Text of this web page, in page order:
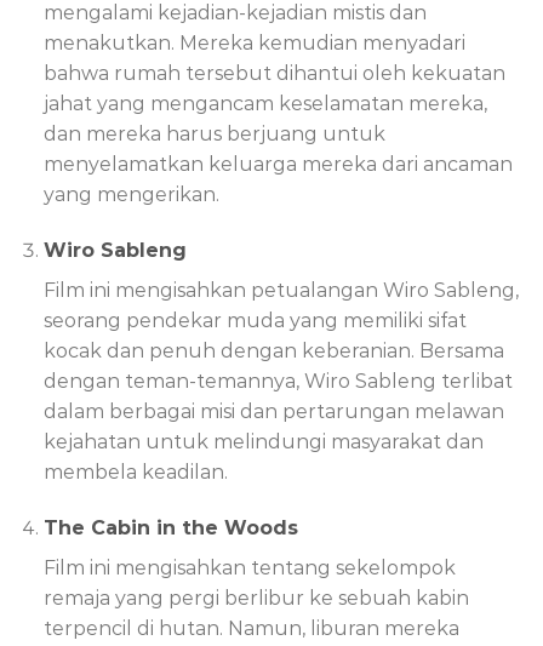
mengalami kejadian-kejadian mistis dan
menakutkan. Mereka kemudian menyadari
bahwa rumah tersebut dihantui oleh kekuatan
jahat yang mengancam keselamatan mereka,
dan mereka harus berjuang untuk
menyelamatkan keluarga mereka dari ancaman
yang mengerikan.
Wiro Sableng
Film ini mengisahkan petualangan Wiro Sableng,
seorang pendekar muda yang memiliki sifat
kocak dan penuh dengan keberanian. Bersama
dengan teman-temannya, Wiro Sableng terlibat
dalam berbagai misi dan pertarungan melawan
kejahatan untuk melindungi masyarakat dan
membela keadilan.
The Cabin in the Woods
Film ini mengisahkan tentang sekelompok
remaja yang pergi berlibur ke sebuah kabin
terpencil di hutan. Namun, liburan mereka